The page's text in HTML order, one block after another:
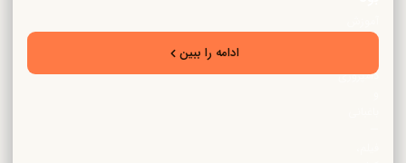
تخصصی
دامپروری
ادامه را ببین